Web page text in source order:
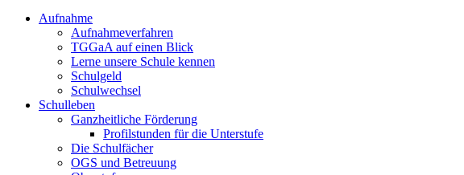
Aufnahme
Aufnahmeverfahren
TGGaA auf einen Blick
Lerne unsere Schule kennen
Schulgeld
Schulwechsel
Schulleben
Ganzheitliche Förderung
Profilstunden für die Unterstufe
Die Schulfächer
OGS und Betreuung